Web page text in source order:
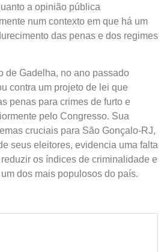
a opinião pública
num contexto em que há um
das penas e dos regimes
de Gadelha, no ano passado
contra um projeto de lei que
penas para crimes de furto e
pelo Congresso. Sua
cruciais para São Gonçalo-RJ,
seus eleitores, evidencia uma falta
os índices de criminalidade e
dos mais populosos do país.